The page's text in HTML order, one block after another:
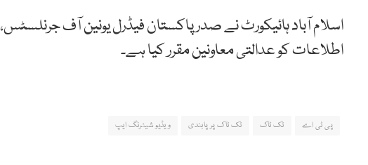
اسلام آباد ہائیکورٹ نے صدر پاکستان فیڈرل یونین آف
اطلاعات کو عدالتی معاونین مقرر کیا ہے۔
پی ٹی اے ٹک ٹاک ٹک ٹاک پر پابندی ویڈیو شیئرنگ ایپ